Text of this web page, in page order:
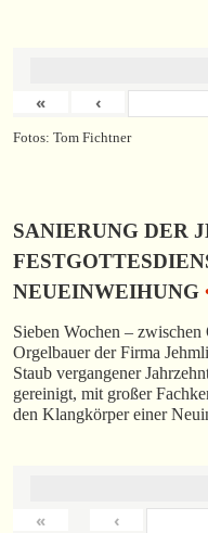
« ‹
Fotos: Tom Fichtner
SANIERUNG DER
NEUEINWEIHUNG
Sieben Wochen –
Orgelbauer der Firma
Staub vergangener
gereinigt, mit großer
den Klangkörper einer
« ‹